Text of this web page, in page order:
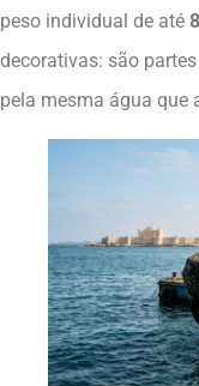
peso individual de até
decorativas: são
pela mesma água que